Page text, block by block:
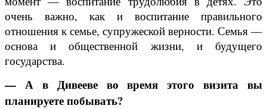
очень важно, как и воспитание правильного
отношения к семье, супружеской верности. Семья —
основа и общественной жизни, и будущего
государства.
— А в Дивееве во время этого визита вы
планируете побывать?